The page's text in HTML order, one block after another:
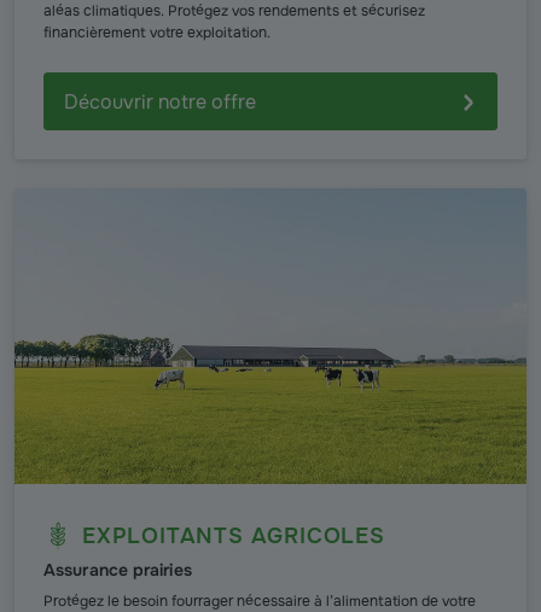
aléas climatiques. Protégez vos rendements et sécurisez
financièrement votre exploitation.
Découvrir notre offre
EXPLOITANTS AGRICOLES
Assurance prairies
Protégez le besoin fourrager nécessaire à l’alimentation de votre